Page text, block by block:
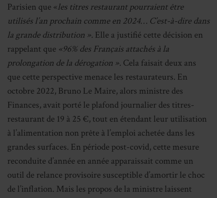
Parisien que «les titres restaurant pourraient être
utilisés l’an prochain comme en 2024… C’est-à-dire dans
la grande distribution ». Elle a justifié cette décision en
rappelant que «96% des Français attachés à la
prolongation de la dérogation ». Cela faisait deux ans
que cette perspective menace les restaurateurs. En
octobre 2022, Bruno Le Maire, alors ministre des
Finances, avait porté le plafond journalier des titres-
restaurant de 19 à 25 €, tout en étendant leur utilisation
à l’alimentation non prête à l’emploi achetée dans les
grandes surfaces. En période post-covid, cette mesure
reconduite d’année en année apparaissait comme un
outil de relance provisoire susceptible d’amortir le choc
de l’inflation. Mais les propos de la ministre laissent